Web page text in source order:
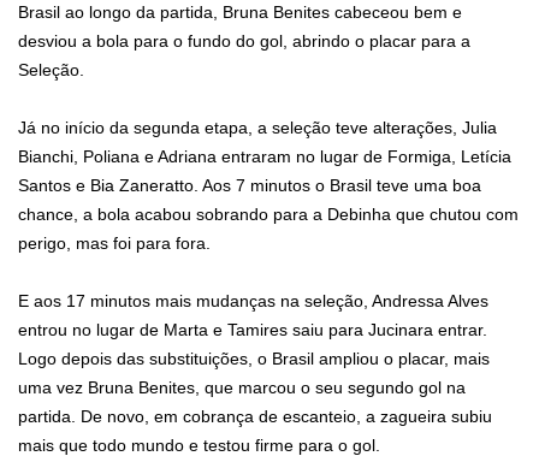
Brasil ao longo da partida, Bruna Benites cabeceou bem e
desviou a bola para o fundo do gol, abrindo o placar para a
Seleção.
Já no início da segunda etapa, a seleção teve alterações, Julia
Bianchi, Poliana e Adriana entraram no lugar de Formiga, Letícia
Santos e Bia Zaneratto. Aos 7 minutos o Brasil teve uma boa
chance, a bola acabou sobrando para a Debinha que chutou com
perigo, mas foi para fora.
E aos 17 minutos mais mudanças na seleção, Andressa Alves
entrou no lugar de Marta e Tamires saiu para Jucinara entrar.
Logo depois das substituições, o Brasil ampliou o placar, mais
uma vez Bruna Benites, que marcou o seu segundo gol na
partida. De novo, em cobrança de escanteio, a zagueira subiu
mais que todo mundo e testou firme para o gol.